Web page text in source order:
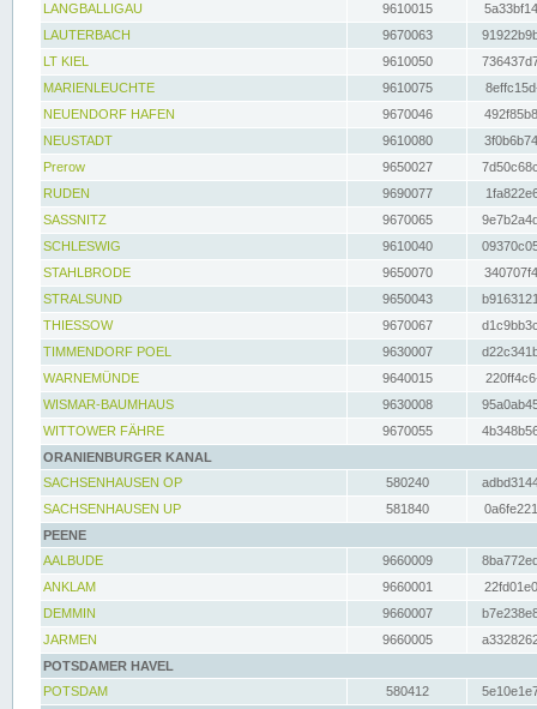
LANGBALLIGAU
9610015
LAUTERBACH
9670063
LT KIEL
9610050
MARIENLEUCHTE
9610075
NEUENDORF HAFEN
9670046
NEUSTADT
9610080
Prerow
9650027
RUDEN
9690077
SASSNITZ
9670065
SCHLESWIG
9610040
STAHLBRODE
9650070
STRALSUND
9650043
THIESSOW
9670067
TIMMENDORF POEL
9630007
WARNEMÜNDE
9640015
WISMAR-BAUMHAUS
9630008
WITTOWER FÄHRE
9670055
ORANIENBURGER KANAL
SACHSENHAUSEN OP
580240
SACHSENHAUSEN UP
581840
PEENE
AALBUDE
9660009
ANKLAM
9660001
DEMMIN
9660007
JARMEN
9660005
POTSDAMER HAVEL
POTSDAM
580412